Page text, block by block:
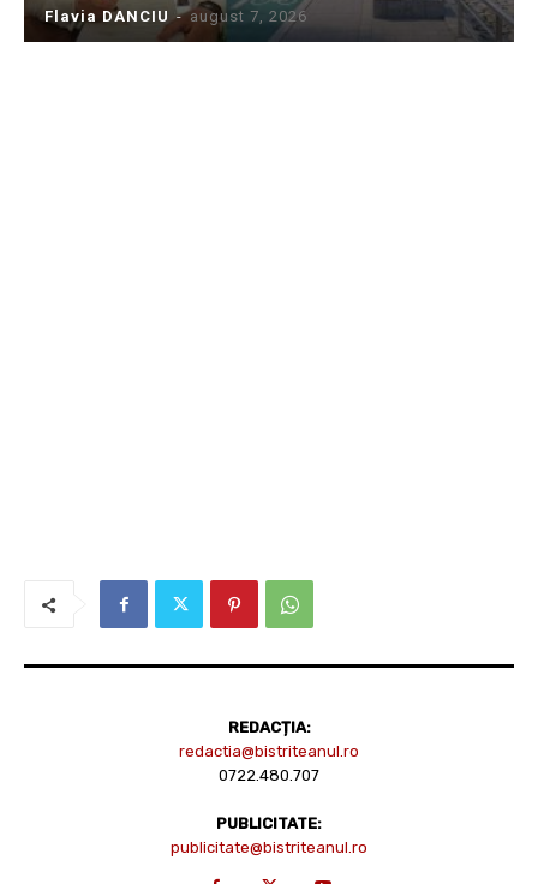
Flavia DANCIU - august 7, 2026
REDACȚIA:
redactia@bistriteanul.ro
0722.480.707
PUBLICITATE:
publicitate@bistriteanul.ro